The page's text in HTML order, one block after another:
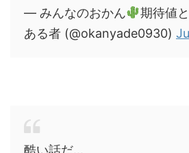
— みんなのおかん
期待値
ある者 (@okanyade0930)
酷い話だ…